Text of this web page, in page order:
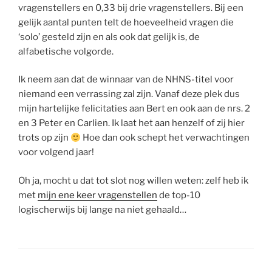
vragenstellers en 0,33 bij drie vragenstellers. Bij een
gelijk aantal punten telt de hoeveelheid vragen die
‘solo’ gesteld zijn en als ook dat gelijk is, de
alfabetische volgorde.
Ik neem aan dat de winnaar van de NHNS-titel voor
niemand een verrassing zal zijn. Vanaf deze plek dus
mijn hartelijke felicitaties aan Bert en ook aan de nrs. 2
en 3 Peter en Carlien. Ik laat het aan henzelf of zij hier
trots op zijn
Hoe dan ook schept het verwachtingen
voor volgend jaar!
Oh ja, mocht u dat tot slot nog willen weten: zelf heb ik
met mijn ene keer vragenstellen de top-10
logischerwijs bij lange na niet gehaald…